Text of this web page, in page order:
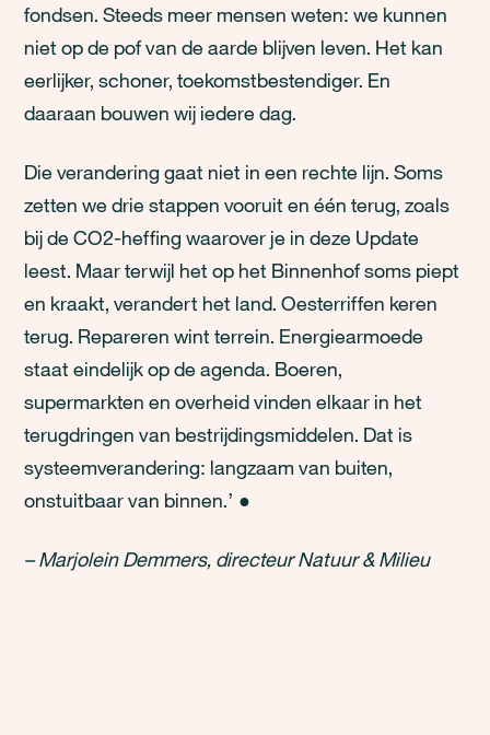
fondsen. Steeds meer mensen weten: we kunnen
niet op de pof van de aarde blijven leven. Het kan
eerlijker, schoner, toekomstbestendiger. En
daaraan bouwen wij iedere dag.
Die verandering gaat niet in een rechte lijn. Soms
zetten we drie stappen vooruit en één terug, zoals
bij de CO2-heffing waarover je in deze Update
leest. Maar terwijl het op het Binnenhof soms piept
en kraakt, verandert het land. Oesterriffen keren
terug. Repareren wint terrein. Energiearmoede
staat eindelijk op de agenda. Boeren,
supermarkten en overheid vinden elkaar in het
terugdringen van bestrijdingsmiddelen. Dat is
systeemverandering: langzaam van buiten,
onstuitbaar van binnen.’ ●
– Marjolein Demmers, directeur Natuur & Milieu